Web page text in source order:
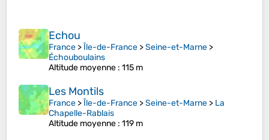
Echou
France >Île-de-France >Seine-et-Marne >
Échouboulains
Altitude moyenne : 115 m
Les Montils
France >Île-de-France >Seine-et-Marne > La
Chapelle-Rablais
Altitude moyenne : 119 m